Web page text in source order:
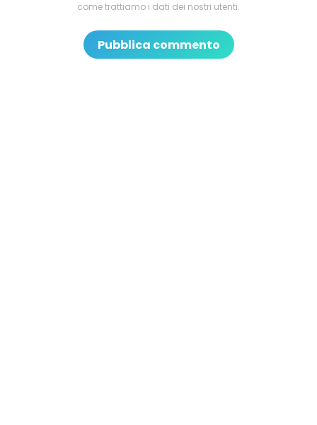
come trattiamo i dati dei nostri utenti.